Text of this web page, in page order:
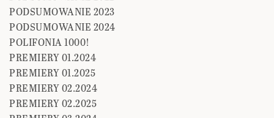
PODSUMOWANIE 2023
PODSUMOWANIE 2024
POLIFONIA 1000!
PREMIERY 01.2024
PREMIERY 01.2025
PREMIERY 02.2024
PREMIERY 02.2025